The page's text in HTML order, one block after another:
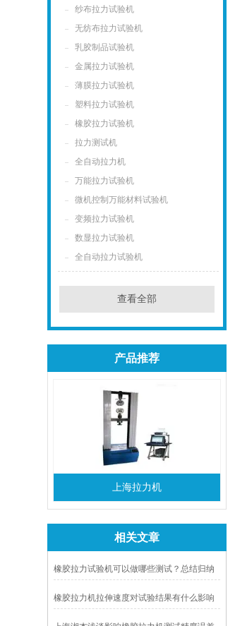
纱布拉力试验机
无纺布拉力试验机
乳胶制品试验机
金属拉力试验机
薄膜拉力试验机
塑料拉力试验机
橡胶拉力试验机
拉力测试机
全自动拉力机
万能拉力试验机
微机控制万能材料试验机
变频拉力试验机
数显拉力试验机
全自动拉力试验机
查看全部
产品推荐
上海拉力机
相关文章
橡胶拉力试验机可以做哪些测试？总结归纳
橡胶拉力机拉伸速度对试验结果有什么影响